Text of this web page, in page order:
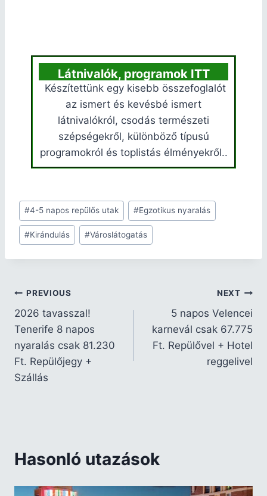
Látnivalók, programok ITT
Készítettünk egy kisebb összefoglalót
az ismert és kevésbé ismert
látnivalókról, csodás természeti
szépségekről, különböző típusú
programokról és toplistás élményekről..
#4-5 napos repülős utak #Egzotikus nyaralás
#Kirándulás #Városlátogatás
PREVIOUS
2026 tavasszal!
Tenerife 8 napos
nyaralás csak 81.230
Ft. Repülőjegy +
Szállás
NEXT
5 napos Velencei
karnevál csak 67.775
Ft. Repülővel + Hotel
reggelivel
Hasonló utazások